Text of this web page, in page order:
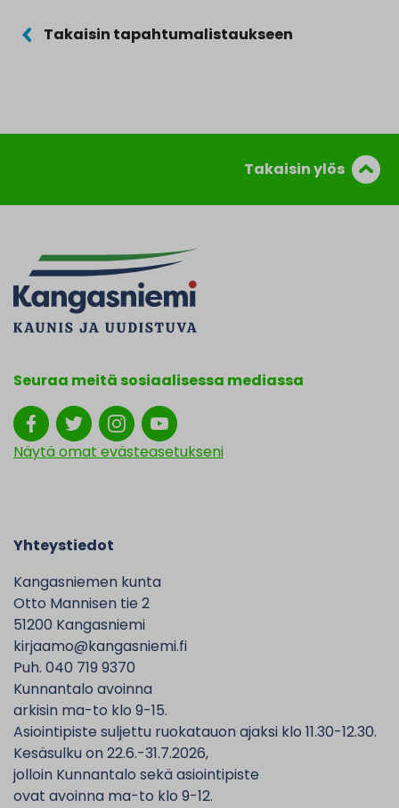
Takaisin tapahtumalistaukseen
Takaisin ylös
Seuraa meitä sosiaalisessa mediassa
Näytä omat evästeasetukseni
Yhteystiedot
Kangasniemen kunta
Otto Mannisen tie 2
51200 Kangasniemi
kirjaamo@kangasniemi.fi
Puh. 040 719 9370
Kunnantalo avoinna
arkisin ma-to klo 9-15.
Asiointipiste suljettu ruokatauon ajaksi klo 11.30-12.30.
Kesäsulku on 22.6.-31.7.2026,
jolloin Kunnantalo sekä asiointipiste
ovat avoinna ma-to klo 9-12.